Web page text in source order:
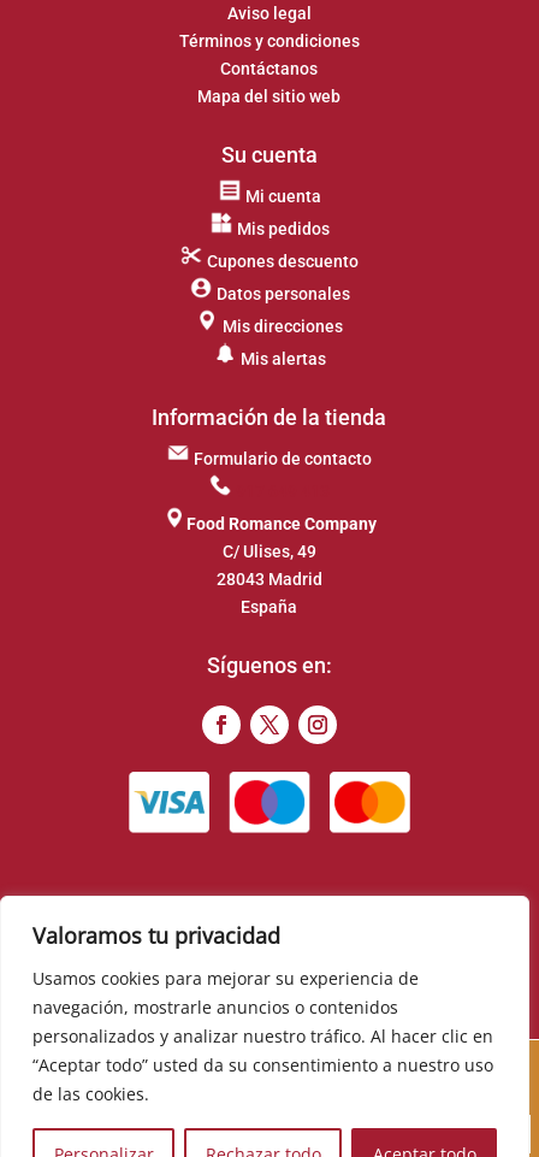
Valoramos tu privacidad
Usamos cookies para mejorar su experiencia de
navegación, mostrarle anuncios o contenidos
personalizados y analizar nuestro tráfico. Al hacer clic en
“Aceptar todo” usted da su consentimiento a nuestro uso
de las cookies.
Aviso legal
Términos y condiciones
Contáctanos
Mapa del sitio web
Su cuenta
Mi cuenta
Mis pedidos
Cupones descuento
Datos personales
Mis direcciones
Mis alertas
Información de la tienda
Formulario de contacto
Food Romance Company
C/ Ulises, 49
28043 Madrid
España
Síguenos en:
© 2022 – Food Romance Company – Todos los derechos
reservados
Cursos, novedades, promociones y mucho más. Sé el